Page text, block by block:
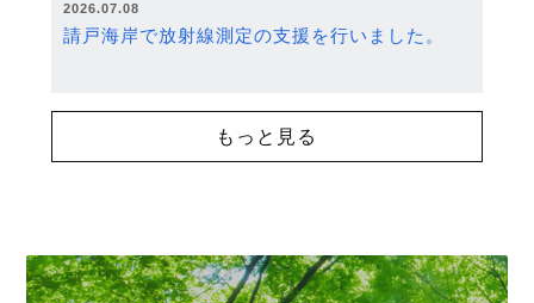
2026.07.08
請戸海岸で放射線測定の支援を行いました。
もっと見る